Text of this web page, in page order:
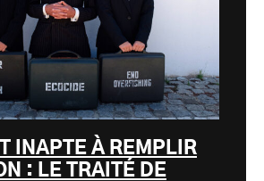
INAPTE À REMPLIR
: LE TRAITÉ DE